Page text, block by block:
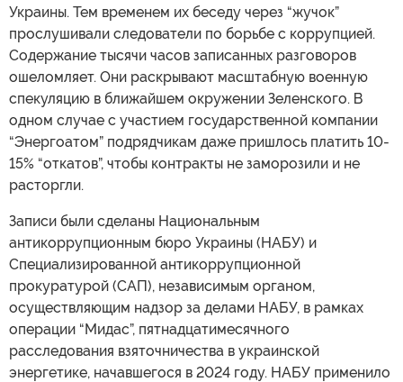
Украины. Тем временем их беседу через “жучок”
прослушивали следователи по борьбе с коррупцией.
Содержание тысячи часов записанных разговоров
ошеломляет. Они раскрывают масштабную военную
спекуляцию в ближайшем окружении Зеленского. В
одном случае с участием государственной компании
“Энергоатом” подрядчикам даже пришлось платить 10-
15% “откатов”, чтобы контракты не заморозили и не
расторгли.
Записи были сделаны Национальным
антикоррупционным бюро Украины (НАБУ) и
Специализированной антикоррупционной
прокуратурой (САП), независимым органом,
осуществляющим надзор за делами НАБУ, в рамках
операции “Мидас”, пятнадцатимесячного
расследования взяточничества в украинской
энергетике, начавшегося в 2024 году. НАБУ применило